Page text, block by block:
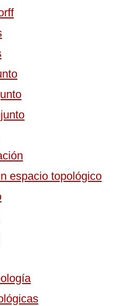
espacio topológico